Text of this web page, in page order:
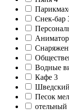
Снек-бар
Водные
Кафе 3
Песок
отельный